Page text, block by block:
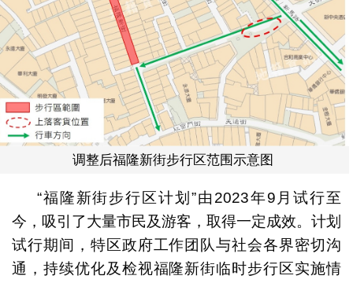
调整后福隆新街步行区范围示意图
“福隆新街步行区计划”由2023年9月试行至
今，吸引了大量市民及游客，取得一定成效。计划
试行期间，特区政府工作团队与社会各界密切沟
通，持续优化及检视福隆新街临时步行区实施情